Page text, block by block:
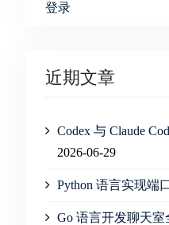
登录
近期文章
Codex 与 Claude
2026-06-29
Python 语言实现端
Go 语言开发聊天室